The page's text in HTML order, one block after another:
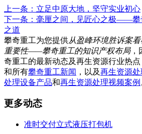
上一条：立足中原大地，坚守实业初心
下一条：毫厘之间，见匠心之极——攀
之道
攀奇重工为您提供从盈峰环境胜诉案
重要性——攀奇重工的知识产权布局，
奇重工的最新动态及再生资源行业热
和所有攀奇重工新闻 ，以及再生资源处
处理设备产品和再生资源处理视频案例
更多动态
准时交付立式液压打包机